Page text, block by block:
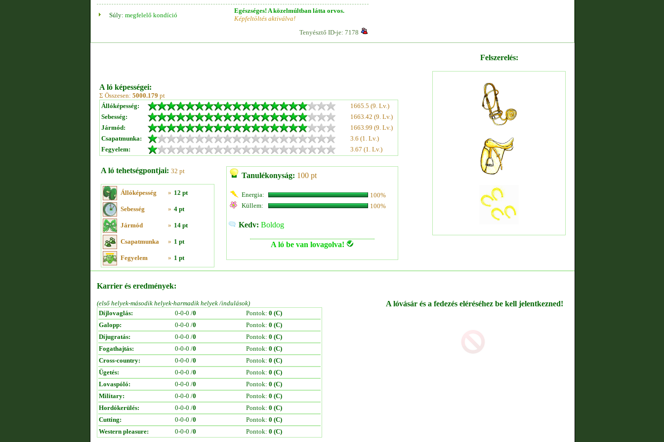
Súly: megfelelő kondíció
Egészséges! A közelmúltban látta orvos.
Képfeltöltés aktiválva!
Tenyésztő ID-je: 7178
A ló képességei:
Σ Összesen: 5000.179 pt
Állóképesség:
1665.5 (9. Lv.)
Sebesség:
1663.42 (9. Lv.)
Jármód:
1663.99 (9. Lv.)
Csapatmunka:
3.6 (1. Lv.)
Fegyelem:
3.67 (1. Lv.)
A ló tehetségpontjai: 32 pt
Állóképesség » 12 pt
Sebesség » 4 pt
Jármód » 14 pt
Csapatmunka » 1 pt
Fegyelem » 1 pt
Tanulékonyság: 100 pt
Energia:
100%
Küllem:
100%
Kedv: Boldog
A ló be van lovagolva!
Felszerelés:
Karrier és eredmények:
(első helyek-második helyek-harmadik helyek /indulások)
Díjlovaglás:
0-0-0 /0 Pontok: 0 (C)
Galopp:
0-0-0 /0 Pontok: 0 (C)
Díjugratás:
0-0-0 /0 Pontok: 0 (C)
Fogathajtás:
0-0-0 /0 Pontok: 0 (C)
Cross-country:
0-0-0 /0 Pontok: 0 (C)
Ügetés:
0-0-0 /0 Pontok: 0 (C)
Lovaspóló:
0-0-0 /0 Pontok: 0 (C)
Military:
0-0-0 /0 Pontok: 0 (C)
Hordókerülés:
0-0-0 /0 Pontok: 0 (C)
Cutting:
0-0-0 /0 Pontok: 0 (C)
Western pleasure:
0-0-0 /0 Pontok: 0 (C)
A lóvásár és a fedezés eléréséhez be kell jelentkezned!